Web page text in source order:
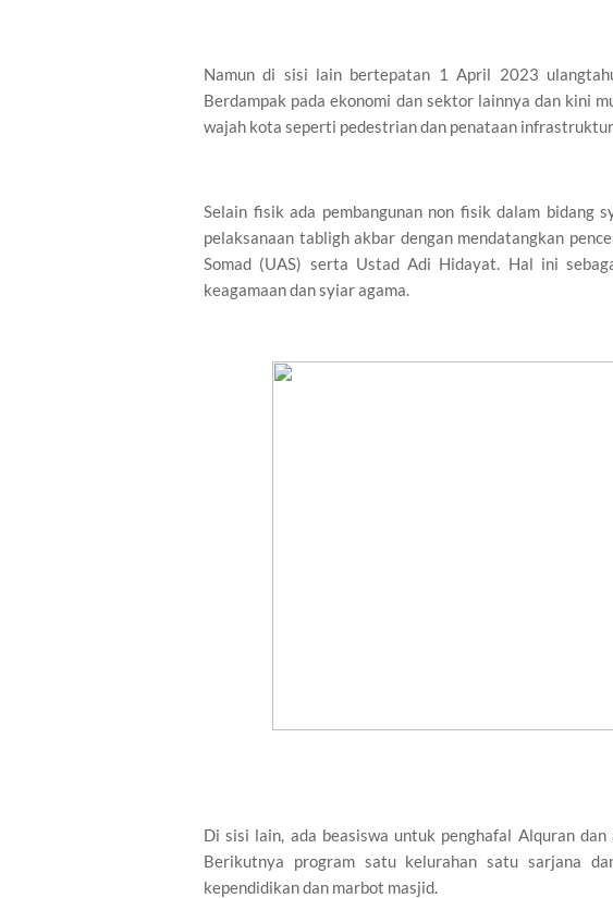
Namun di sisi lain bertepatan 1 April 2023
Berdampak pada ekonomi dan sektor lainnya dan kini
wajah kota seperti pedestrian dan penataan
Selain fisik ada pembangunan non fisik dalam bidang
pelaksanaan tabligh akbar dengan mendatangkan
Somad (UAS) serta Ustad Adi Hidayat. Hal ini
keagamaan dan syiar agama.
Di sisi lain, ada beasiswa untuk penghafal Alquran
Berikutnya program satu kelurahan satu sarjana
kependidikan dan marbot masjid.